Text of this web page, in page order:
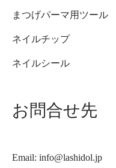
まつげパーマ用ツール
ネイルチップ
ネイルシール
お問合せ先
Email: info@lashidol.jp